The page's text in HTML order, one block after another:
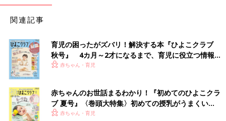
出典：Instagramアカウント「yama_room」
yama_roomさんは怪獣のカバーオールを購入。ふわふわしてい
てあたたかそう！まだ少し大きいようですが、来年も着られるか
関連記事
育児の困ったがズバリ！解決する本『ひよこクラブ
秋号』 4カ月～2才になるまで、育児に役立つ情報が
いっぱい！
赤ちゃん・育児
赤ちゃんのお世話まるわかり！『初めてのひよこクラ
ブ 夏号』〈巻頭大特集〉初めての授乳がうまくい
く！ おっぱい・ミルクの基本と夏のトラブル 解決テ
赤ちゃん・育児